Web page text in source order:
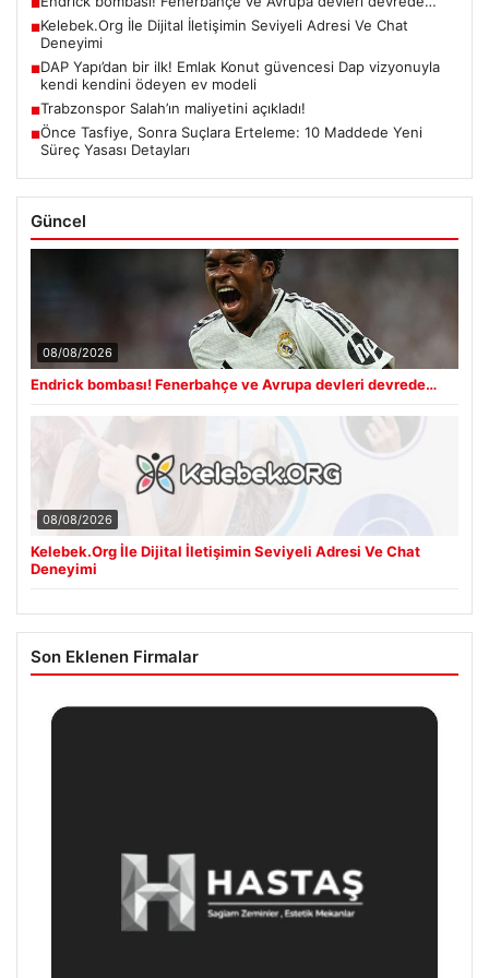
■
■Kelebek.Org İle Dijital İletişimin Seviyeli Adresi Ve Chat
Deneyimi
■DAP Yapı’dan bir ilk! Emlak Konut güvencesi Dap vizyonuyla
kendi kendini ödeyen ev modeli
■Trabzonspor Salah’ın maliyetini açıkladı!
■Önce Tasfiye, Sonra Suçlara Erteleme: 10 Maddede Yeni
Süreç Yasası Detayları
Güncel
08/08/2026
Endrick bombası! Fenerbahçe ve Avrupa devleri devrede…
08/08/2026
Kelebek.Org İle Dijital İletişimin Seviyeli Adresi Ve Chat
Deneyimi
Son Eklenen Firmalar